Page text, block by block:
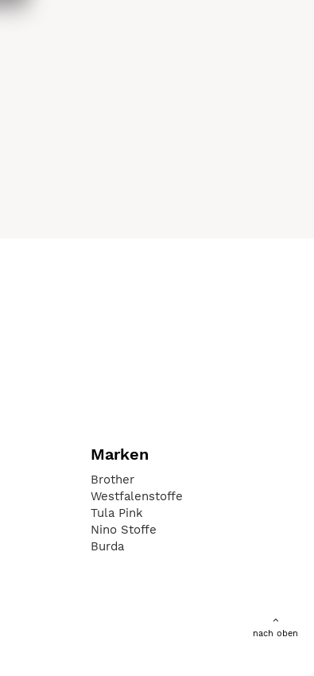
Marken
Brother
Westfalenstoffe
Tula Pink
Nino Stoffe
Burda
nach oben